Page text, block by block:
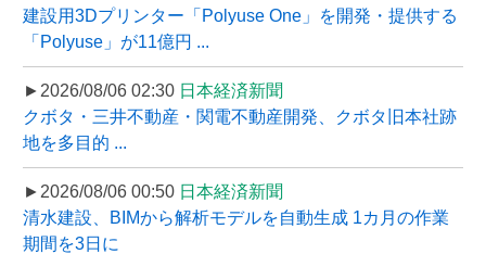
建設用3Dプリンター「Polyuse One」を開発・提供する
「Polyuse」が11億円 ...
►2026/08/06 02:30 日本経済新聞
クボタ・三井不動産・関電不動産開発、クボタ旧本社跡
地を多目的 ...
►2026/08/06 00:50 日本経済新聞
清水建設、BIMから解析モデルを自動生成 1カ月の作業
期間を3日に